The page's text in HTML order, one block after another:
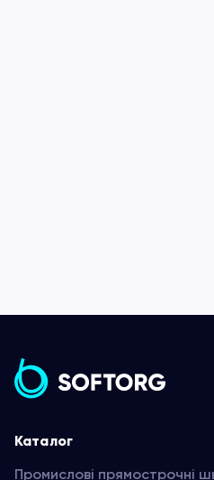
Каталог
Промислові прямострочні